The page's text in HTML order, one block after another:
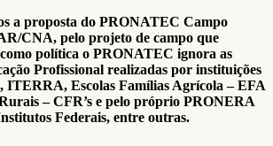
a proposta do PRONATEC Campo
CNA, pelo projeto de campo que
política o PRONATEC ignora as
Profissional realizadas por instituições
ITERRA, Escolas Famílias Agrícola – EFA
– CFR’s e pelo próprio PRONERA
Federais, entre outras.